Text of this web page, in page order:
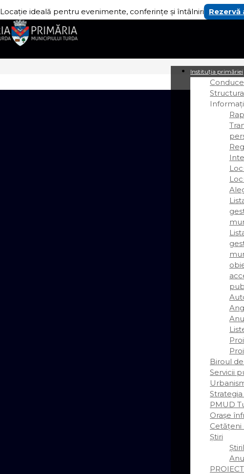
Locație ideală pentru evenimente, conferințe și întâlniri Rezervă
Instituția primăriei
Biroul
Servicii
PMUD
Orașe
Cetățeni
Știri